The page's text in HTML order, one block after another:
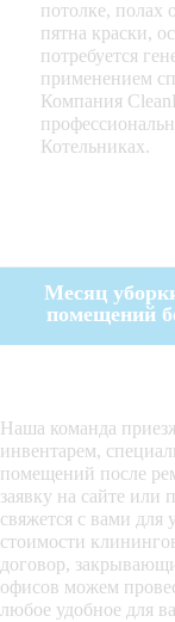
потолке, полах
пятна краски,
потребуется
применением
Компания
Котельниках.
Месяц
помещений
Наша команда
инвентарем,
помещений после
заявку на сайте или
свяжется с вами для
стоимости
договор,
офисов можем
любое удобное для